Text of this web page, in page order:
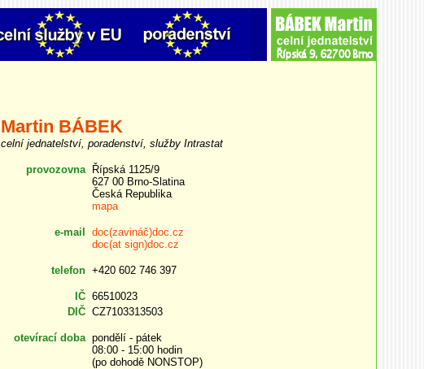
Martin BÁBEK
celní jednatelství, poradenství, služby Intrastat
provozovna Řípská 1125/9
627 00 Brno-Slatina
Česká Republika
mapa
e-mail doc(zavináč)doc.cz
doc(at sign)doc.cz
telefon +420 602 746 397
IČ 66510023
DIČ CZ7103313503
otevírací doba pondělí - pátek
08:00 - 15:00 hodin
(po dohodě NONSTOP)